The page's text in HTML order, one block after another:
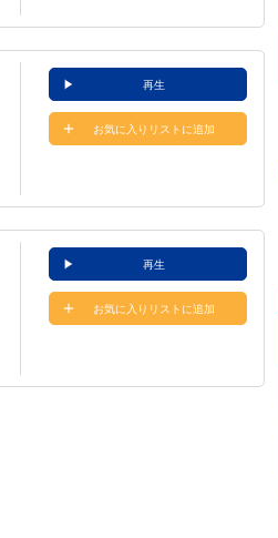
再生
お気に入りリストに追加
再生
お気に入りリストに追加